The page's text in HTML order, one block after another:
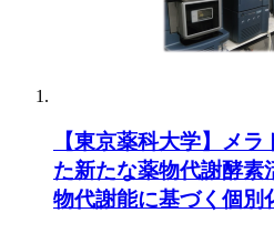
【東京薬科大学】メ
た新たな薬物代謝酵素
物代謝能に基づく個別